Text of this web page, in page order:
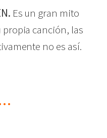
Es un gran mito
canción, las
no es así.